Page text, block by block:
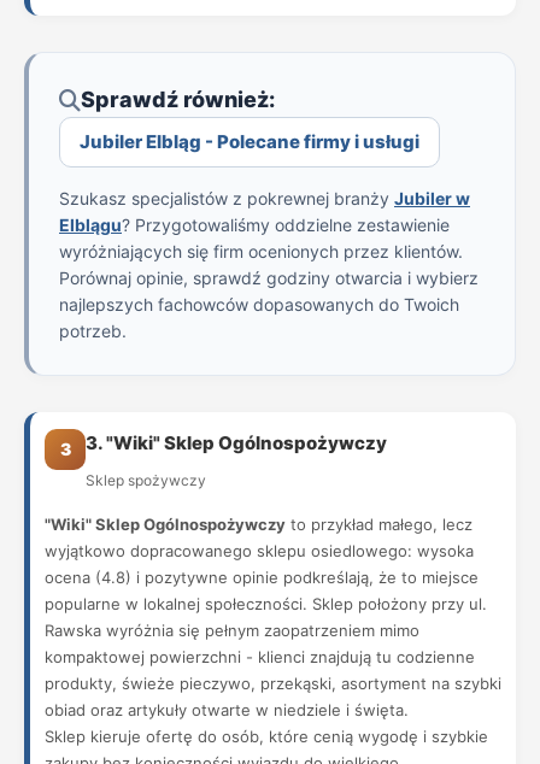
Sprawdź również:
Jubiler Elbląg - Polecane firmy i usługi
Szukasz specjalistów z pokrewnej branży Jubiler w
Elblągu? Przygotowaliśmy oddzielne zestawienie
wyróżniających się firm ocenionych przez klientów.
Porównaj opinie, sprawdź godziny otwarcia i wybierz
najlepszych fachowców dopasowanych do Twoich
potrzeb.
3 3. "Wiki" Sklep Ogólnospożywczy
Sklep spożywczy
"Wiki" Sklep Ogólnospożywczy to przykład małego, lecz
wyjątkowo dopracowanego sklepu osiedlowego: wysoka
ocena (4.8) i pozytywne opinie podkreślają, że to miejsce
popularne w lokalnej społeczności. Sklep położony przy ul.
Rawska wyróżnia się pełnym zaopatrzeniem mimo
kompaktowej powierzchni - klienci znajdują tu codzienne
produkty, świeże pieczywo, przekąski, asortyment na szybki
obiad oraz artykuły otwarte w niedziele i święta.
Sklep kieruje ofertę do osób, które cenią wygodę i szybkie